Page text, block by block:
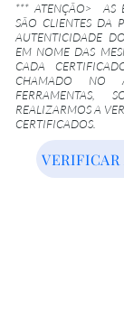
*** ATENÇÃO> AS
SÃO CLIENTES DA
AUTENTICIDADE
EM NOME DAS
CADA
CHAMADO NO
FERRAMENTAS,
REALIZARMOS A
CERTIFICADOS.